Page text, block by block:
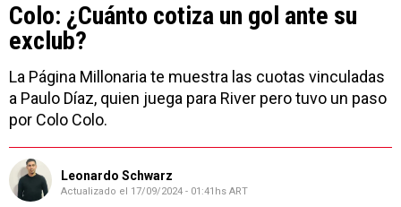
Colo: ¿Cuánto cotiza un gol ante su
exclub?
La Página Millonaria te muestra las cuotas vinculadas
a Paulo Díaz, quien juega para River pero tuvo un paso
por Colo Colo.
Leonardo Schwarz
Actualizado el 17/09/2024 - 01:41hs ART